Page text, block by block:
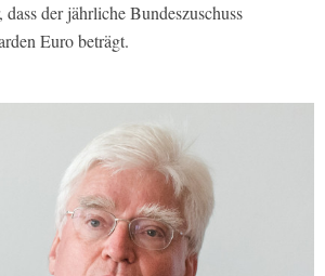
der jährliche Bundes­zuschuss
Euro beträgt.